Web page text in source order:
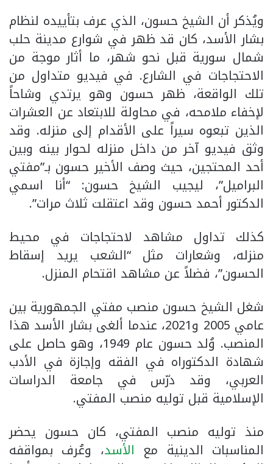
ويُذكر أن الشيخ حسون، الذي عرف بتأييده لنظام
بشار الأسد، كان قد ظهر في شوارع مدينة حلب
شمال سورية قبل نحو شهر، ما أثار موجة من
الاحتجاجات في الشارع. في فيديو متداول من
تلك الواقعة، ظهر حسون وهو يرتدي وشاحاً
لإخفاء ملامحه، في محاولة للابتعاد عن العشرات
الذين تبعوه سيراً على الأقدام إلى منزله. وقد
وثق فيديو آخر من داخل منزله لحوار بينه وبين
أحد المحتجين، حيث وصف الأخير حسون بـ”مفتي
البراميل”، ليجيب الشيخ حسون: “أنا اسمي
الدكتور أحمد حسون وقد اعتقلت ثلاث مرات”.
كذلك تداول مشاهد لاحتجاجات في محيط
منزله، وشعارات مثل “الشعب يريد إسقاط
الحسون”، فضلاً عن مشاهد اقتحام المنزل.
شغل الشيخ حسون منصب مفتي الجمهورية بين
عامي 2005 و2021، عندما ألغى بشار الأسد هذا
المنصب. وُلد حسون عام 1949، وهو حاصل على
شهادة الدكتوراه في الفقه وإجازة في الأدب
العربي، وقد درّس في جامعة الدراسات
الإسلامية قبل توليه منصب المفتي.
منذ توليه منصب المفتي، كان حسون يحضر
المناسبات الدينية مع الأسد، وعُرف بمواقفه